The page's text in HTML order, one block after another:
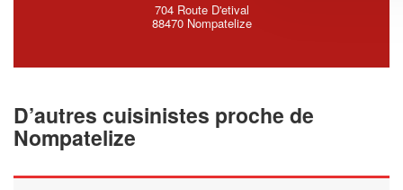
704 Route D'etival
88470 Nompatelize
D’autres cuisinistes proche de
Nompatelize